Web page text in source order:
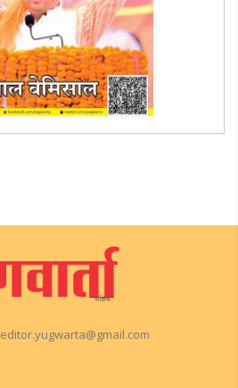
editor.yugwarta@gmail.com